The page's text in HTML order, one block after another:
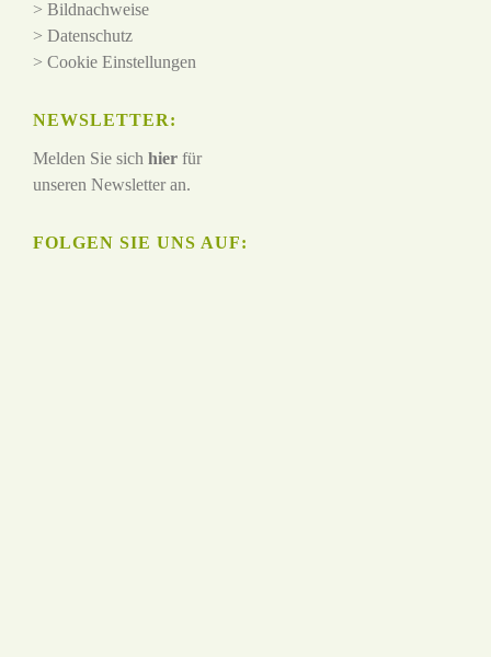
> Bildnachweise
> Datenschutz
> Cookie Einstellungen
NEWSLETTER:
Melden Sie sich hier für
unseren Newsletter an.
FOLGEN SIE UNS AUF: